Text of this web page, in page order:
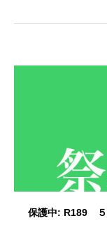
保護中: R189 ５